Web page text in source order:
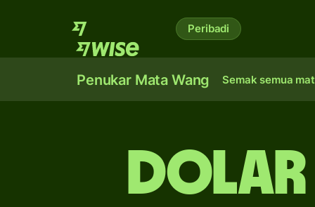
Peribadi
Penukar Mata Wang Semak semua
dolar